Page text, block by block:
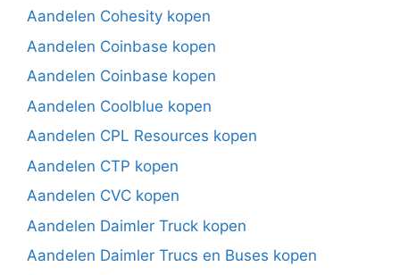
Aandelen Cohesity kopen
Aandelen Coinbase kopen
Aandelen Coinbase kopen
Aandelen Coolblue kopen
Aandelen CPL Resources kopen
Aandelen CTP kopen
Aandelen CVC kopen
Aandelen Daimler Truck kopen
Aandelen Daimler Trucs en Buses kopen